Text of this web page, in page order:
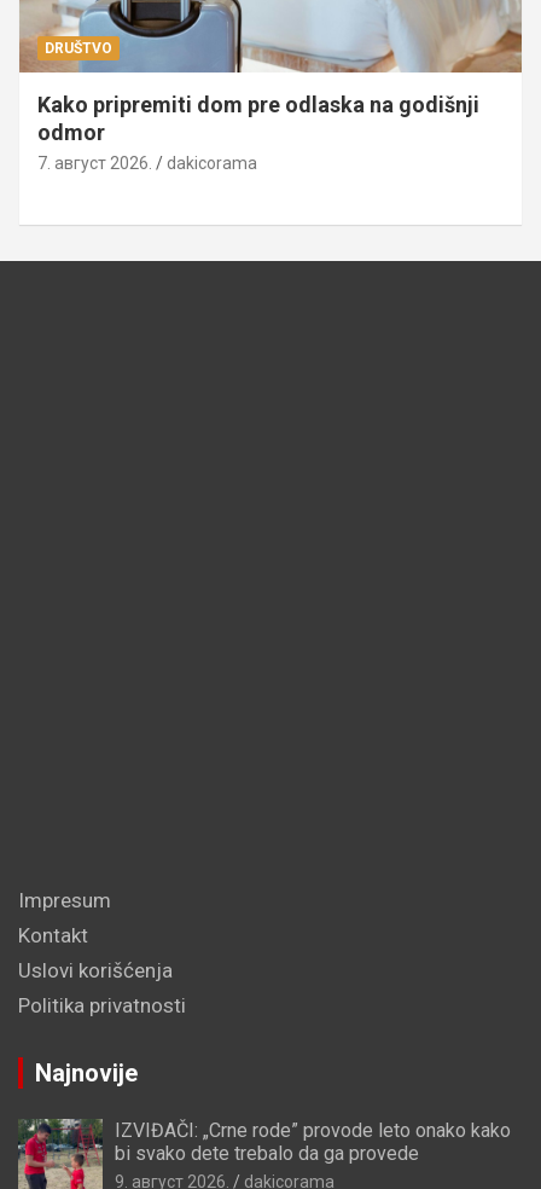
DRUŠTVO
Kako pripremiti dom pre odlaska na godišnji
odmor
7. август 2026. dakicorama
Impresum
Kontakt
Uslovi korišćenja
Politika privatnosti
Najnovije
IZVIĐAČI: „Crne rode” provode leto onako kako
bi svako dete trebalo da ga provede
9. август 2026. dakicorama